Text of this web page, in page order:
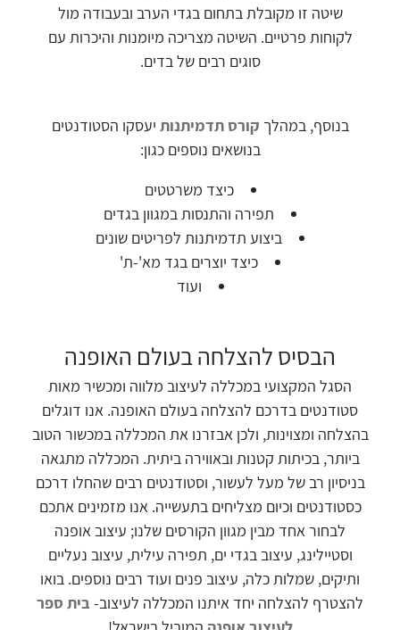
שיטה זו מקובלת בתחום בגדי הערב ובעבודה מול
לקוחות פרטיים. השיטה מצריכה מיומנות והיכרות עם
סוגים רבים של בדים.
בנוסף, במהלך קורס תדמיתנות יעסקו הסטודנטים
בנושאים נוספים כגון:
כיצד משרטטים
תפירה והתנסות במגוון בגדים
ביצוע תדמיתנות לפריטים שונים
כיצד יוצרים בגד מא'-ת'
ועוד
הבסיס להצלחה בעולם האופנה
הסגל המקצועי במכללה לעיצוב מלווה ומכשיר מאות
סטודנטים בדרכם להצלחה בעולם האופנה. אנו דוגלים
בהצלחה ומצוינות, ולכן אבזרנו את המכללה במכשור הטוב
ביותר, בכיתות קטנות ובאווירה ביתית. המכללה מתגאה
בניסיון רב של מעל לעשור, וסטודנטים רבים שהחלו דרכם
כסטודנטים וכיום מצליחים בתעשייה. אנו מזמינים אתכם
לבחור אחד מבין מגוון הקורסים שלנו; עיצוב אופנה
וסטיילינג, עיצוב בגדי ים, תפירה עילית, עיצוב נעליים
ותיקים, שמלות כלה, עיצוב פנים ועוד רבים נוספים. בואו
להצטרף להצלחה יחד איתנו המכללה לעיצוב-בית ספר